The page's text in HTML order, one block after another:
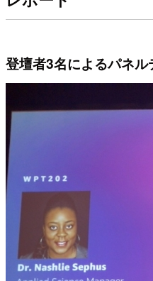
登壇者3名によるパネ